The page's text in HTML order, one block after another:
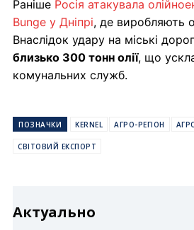
Раніше Росія атакувала
Bunge у Дніпрі, де виробляють
Внаслідок удару на міські
близько 300 тонн олії, що
комунальних служб.
ПОЗНАЧКИ KERNEL АГРО-РЕГІОН
СВІТОВИЙ ЕКСПОРТ
Актуально